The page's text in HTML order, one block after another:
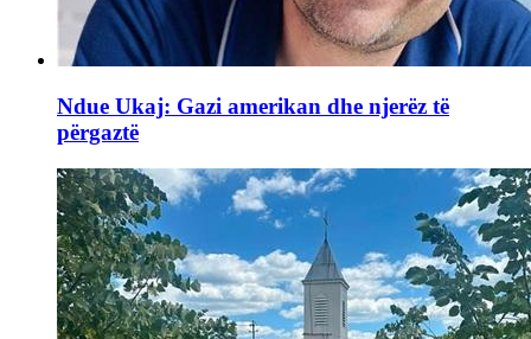
Ndue Ukaj: Gazi amerikan dhe njerëz të
përgaztë